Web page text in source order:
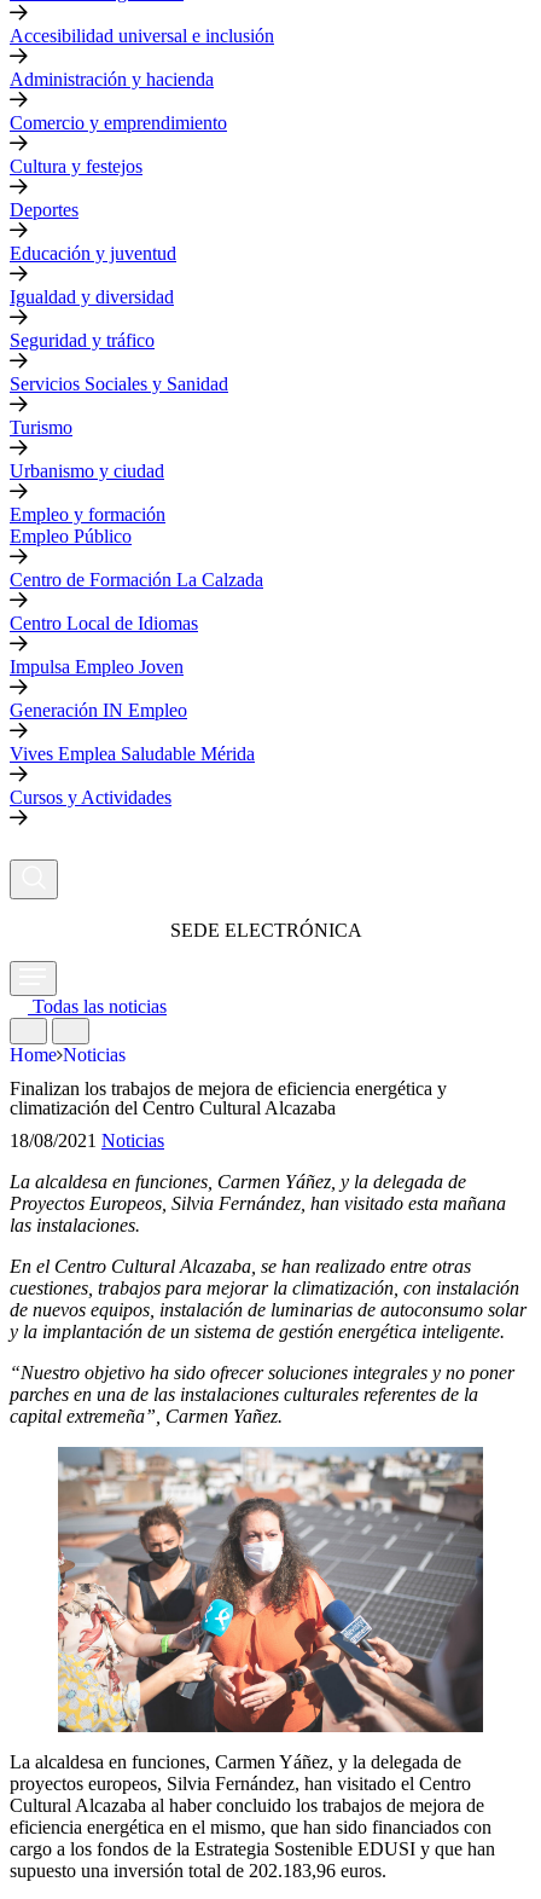
Accesibilidad universal e inclusión
Administración y hacienda
Comercio y emprendimiento
Cultura y festejos
Deportes
Educación y juventud
Igualdad y diversidad
Seguridad y tráfico
Servicios Sociales y Sanidad
Turismo
Urbanismo y ciudad
Empleo y formación
Empleo Público
Centro de Formación La Calzada
Centro Local de Idiomas
Impulsa Empleo Joven
Generación IN Empleo
Vives Emplea Saludable Mérida
Cursos y Actividades
SEDE ELECTRÓNICA
Todas las noticias
Home Noticias
Finalizan los trabajos de mejora de eficiencia energética y
climatización del Centro Cultural Alcazaba
18/08/2021 Noticias
La alcaldesa en funciones, Carmen Yáñez, y la delegada de
Proyectos Europeos, Silvia Fernández, han visitado esta mañana
las instalaciones.
En el Centro Cultural Alcazaba, se han realizado entre otras
cuestiones, trabajos para mejorar la climatización, con instalación
de nuevos equipos, instalación de luminarias de autoconsumo solar
y la implantación de un sistema de gestión energética inteligente.
“Nuestro objetivo ha sido ofrecer soluciones integrales y no poner
parches en una de las instalaciones culturales referentes de la
capital extremeña”, Carmen Yañez.
La alcaldesa en funciones, Carmen Yáñez, y la delegada de
proyectos europeos, Silvia Fernández, han visitado el Centro
Cultural Alcazaba al haber concluido los trabajos de mejora de
eficiencia energética en el mismo, que han sido financiados con
cargo a los fondos de la Estrategia Sostenible EDUSI y que han
supuesto una inversión total de 202.183,96 euros.